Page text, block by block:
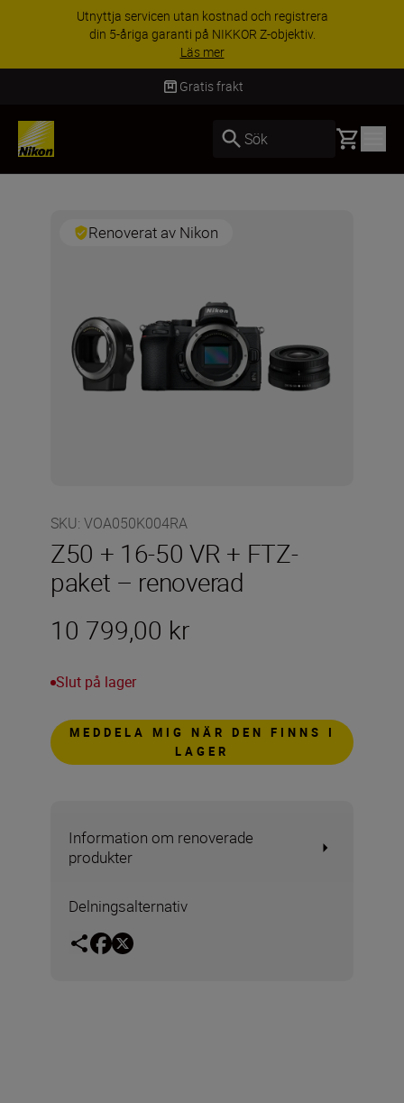
Utnyttja servicen utan kostnad och registrera
din 5-åriga garanti på NIKKOR Z-objektiv.
Läs mer
Gratis frakt
Sök Basket
Renoverat av Nikon
SKU: VOA050K004RA
Z50 + 16-50 VR + FTZ-
paket – renoverad
10 799,00 kr
Slut på lager
MEDDELA MIG NÄR DEN FINNS I
LAGER
Information om renoverade
produkter
Delningsalternativ